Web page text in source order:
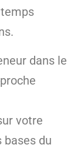
dans le
votre
bases du